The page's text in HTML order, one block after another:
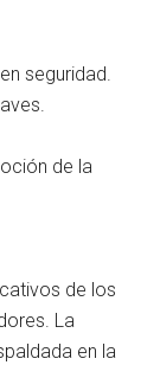
seguridad.
de la
de los
La
en la